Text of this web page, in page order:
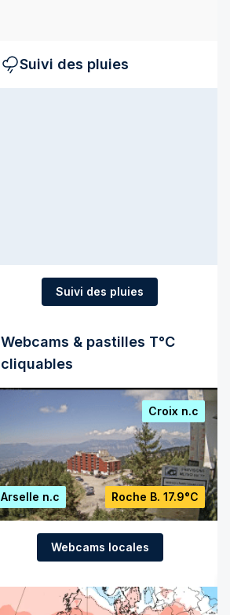
Suivi des pluies
Suivi des pluies
Webcams & pastilles T°C
cliquables
Croix n.c
Arselle n.c Roche B. 17.9°C
Webcams locales